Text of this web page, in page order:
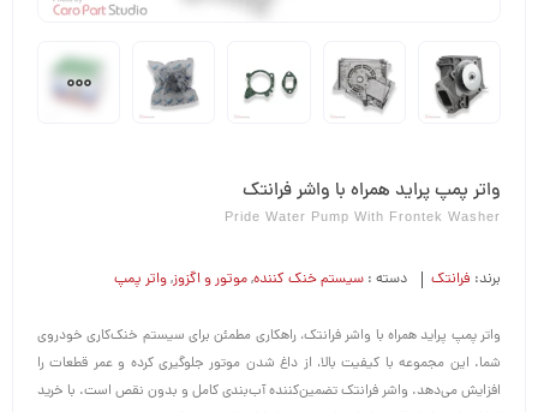
واتر پمپ پراید همراه با واشر فرانتک
Pride Water Pump With Frontek Washer
برند: فرانتک دسته : سیستم خنک کننده,موتور و اگزوز,واتر پمپ
واتر پمپ پراید همراه با واشر فرانتک، راهکاری مطمئن برای سیستم خنک‌کاری خودروی
شما. این مجموعه با کیفیت بالا، از داغ شدن موتور جلوگیری کرده و عمر قطعات را
افزایش می‌دهد. واشر فرانتک تضمین‌کننده آب‌بندی کامل و بدون نقص است. با خرید